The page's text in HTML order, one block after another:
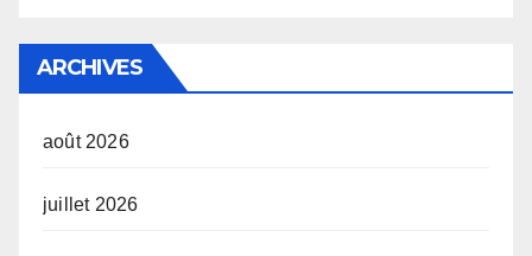
ARCHIVES
août 2026
juillet 2026